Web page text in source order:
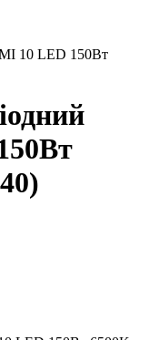
10 LED 150Вт